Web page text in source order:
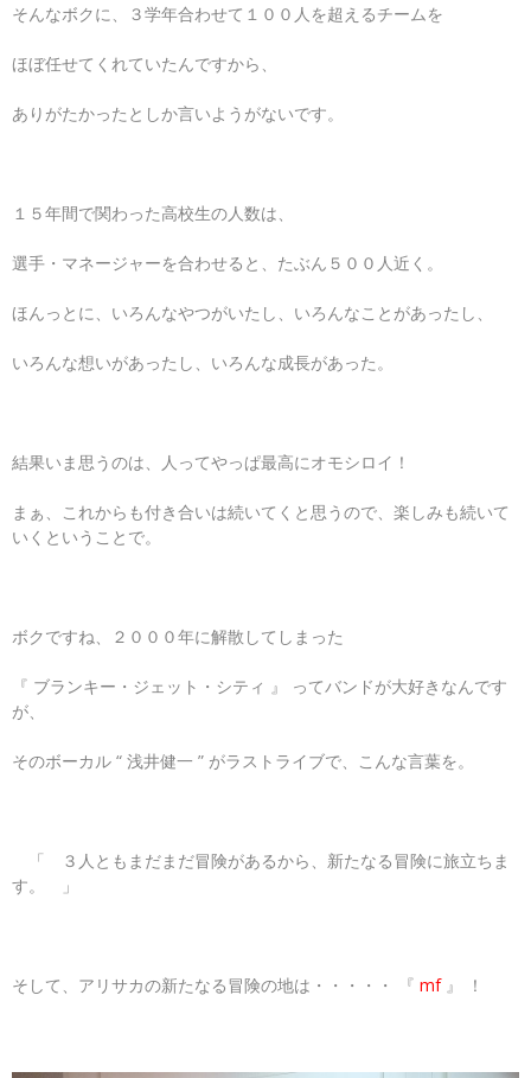
そんなボクに、３学年合わせて１００人を超えるチームを
ほぼ任せてくれていたんですから、
ありがたかったとしか言いようがないです。
１５年間で関わった高校生の人数は、
選手・マネージャーを合わせると、たぶん５００人近く。
ほんっとに、いろんなやつがいたし、いろんなことがあったし、
いろんな想いがあったし、いろんな成長があった。
結果いま思うのは、人ってやっぱ最高にオモシロイ！
まぁ、これからも付き合いは続いてくと思うので、楽しみも続いて
いくということで。
ボクですね、２０００年に解散してしまった
『 ブランキー・ジェット・シティ 』 ってバンドが大好きなんです
が、
そのボーカル “ 浅井健一 ” がラストライブで、こんな言葉を。
「 ３人ともまだまだ冒険があるから、新たなる冒険に旅立ちま
す。 」
そして、アリサカの新たなる冒険の地は・・・・・ 『 mf』 ！